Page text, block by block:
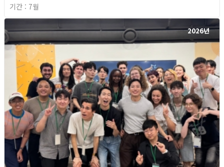
기간 : 7월
2026년